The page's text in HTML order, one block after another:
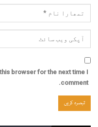
browser for the next time I
comment.